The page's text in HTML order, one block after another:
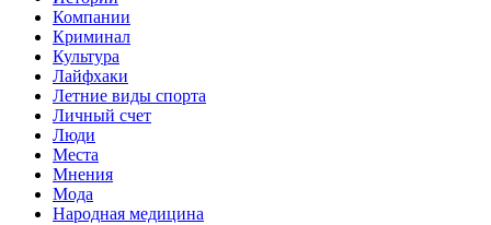
Компании
Криминал
Культура
Лайфхаки
Летние виды спорта
Личный счет
Люди
Места
Мнения
Мода
Народная медицина